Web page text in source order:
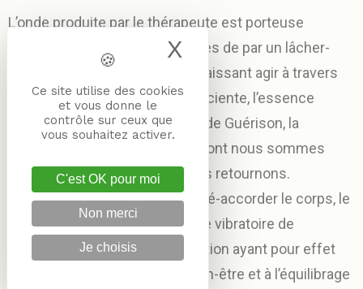
L’onde produite par le thérapeute est porteuse
d’énergies hautement vibratoires de par un lâcher-
prise total du contrôle mental, laissant agir à travers
lui, de manière intuitive et consciente, l’essence
même de l’Énergie Universelle de Guérison, la
connexion, le Son, la vibration dont nous sommes
tous issus et vers laquelle nous retournons.
Une manière d’accorder ou de ré-accorder le corps, le
mental et l’âme dans un espace vibratoire de
ressourcement et de régénération ayant pour effet
d’accéder à la relaxation, au Bien-être et à l’équilibrage
Ce site utilise des cookies
et vous donne le
contrôle sur ceux que
vous souhaitez activer.
C'est OK pour moi
Non merci
Je choisis
X Masquer le